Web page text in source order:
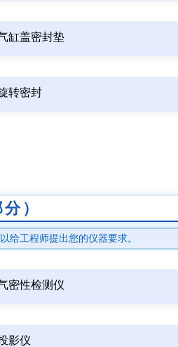
缸盖密封垫
转密封
）
给工程师提出您的仪器要求。
密性检测仪
影仪